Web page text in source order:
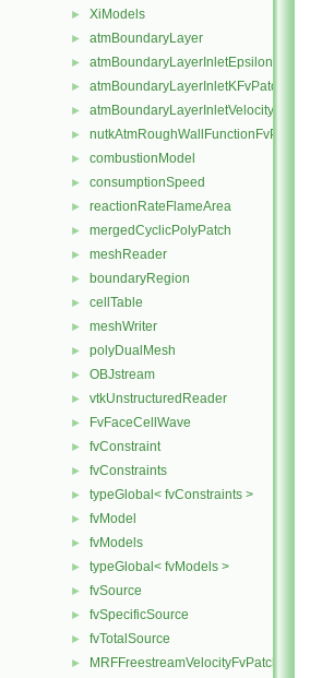
► XiModels
► atmBoundaryLayer
►
►
►
►
► combustionModel
► consumptionSpeed
► reactionRateFlameArea
► mergedCyclicPolyPatch
► meshReader
► boundaryRegion
► cellTable
► meshWriter
► polyDualMesh
► OBJstream
► vtkUnstructuredReader
► FvFaceCellWave
► fvConstraint
► fvConstraints
► typeGlobal< fvConstraints >
► fvModel
► fvModels
► typeGlobal< fvModels >
► fvSource
► fvSpecificSource
► fvTotalSource
►